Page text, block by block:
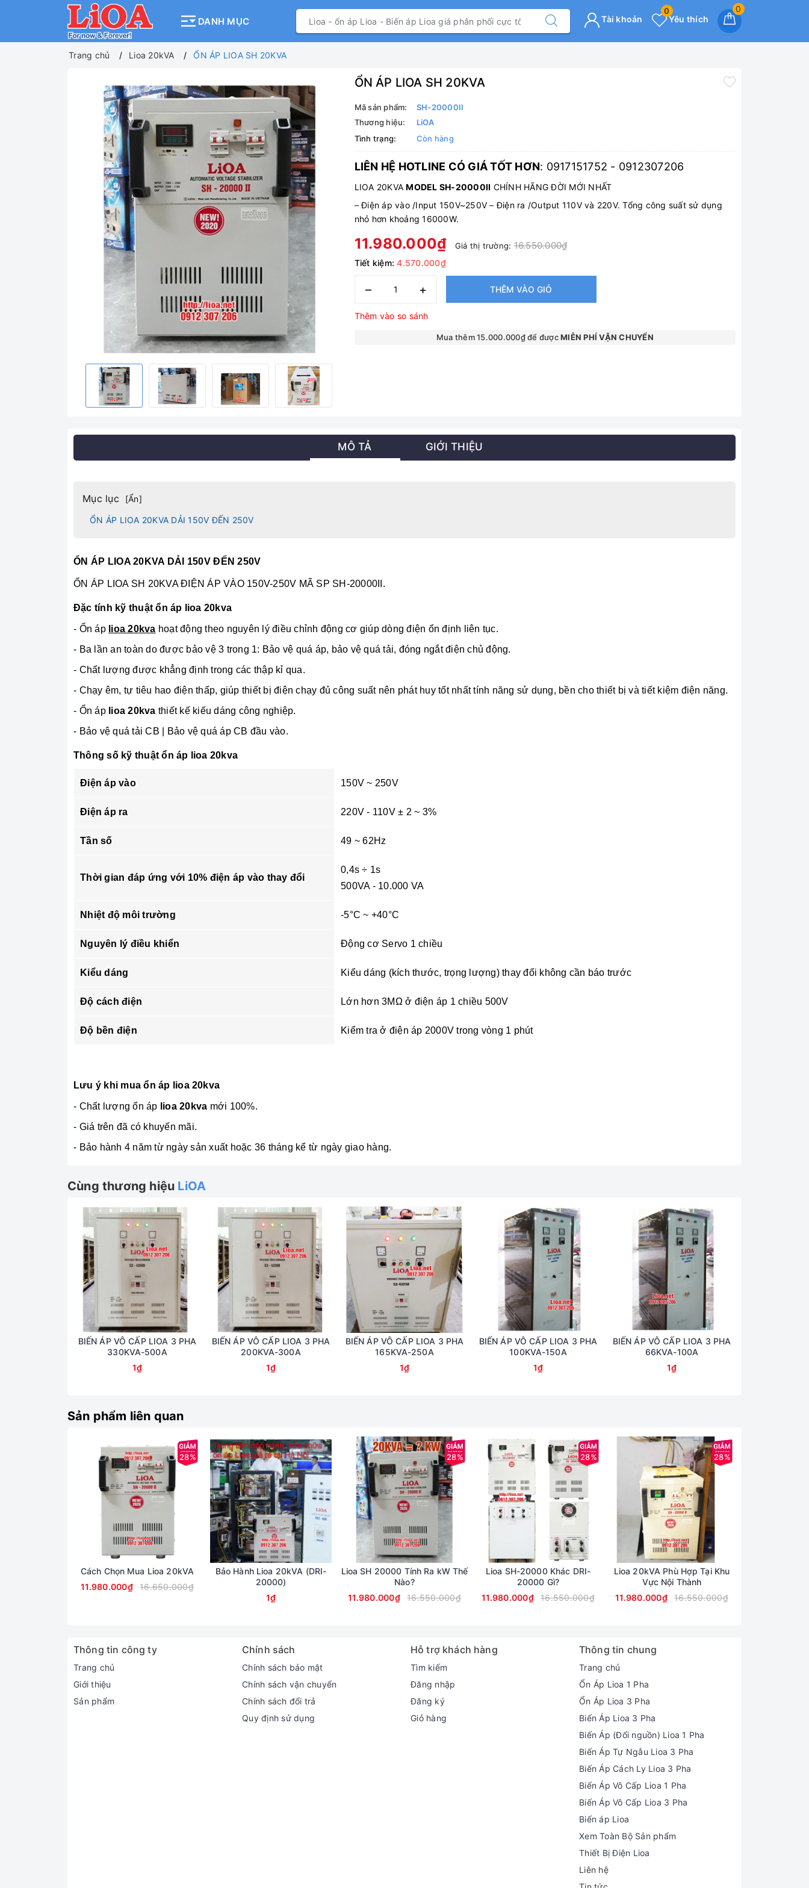
DANH MỤC
0
Yêu thích
0
Tài khoản
Trang chủ Lioa 20kVA ỔN ÁP LIOA SH 20KVA
ỔN ÁP LIOA SH 20KVA
Mã sản phẩm:
SH-20000II
Thương hiệu:
LiOA
Tình trạng:
Còn hàng
LIÊN HỆ HOTLINE CÓ GIÁ TỐT HƠN: 0917151752 - 0912307206
LIOA 20KVAMODEL SH-20000II CHÍNH HÃNG ĐỜI MỚI NHẤT
–Điện áp vào /Input 150V~250V–Điện ra /Output 110V và 220V. Tổng công suất sử dụng
nhỏ hơn khoảng 16000W.
11.980.000₫ Giá thị trường:16.550.000₫
Tiết kiệm:4.570.000₫
– + THÊM VÀO GIỎ
Thêm vào so sánh
Mua thêm 15.000.000₫ để đượcMIỄN PHÍ VẬN CHUYỂN
MÔ TẢ GIỚI THIỆU
Mục lục [Ẩn]
ỔN ÁP LIOA 20KVA DẢI 150V ĐẾN 250V
ỔN ÁP LIOA 20KVA DẢI 150V ĐẾN 250V
ỔN ÁP LIOA SH 20KVA ĐIỆN ÁP VÀO 150V-250V MÃ SP SH-20000II.
Đặc tính kỹ thuật ổn áp lioa 20kva
- Ổn áp lioa 20kva hoạt động theo nguyên lý điều chỉnh động cơ giúp dòng điện ổn định liên tục.
- Ba lần an toàn do được bảo vệ 3 trong 1: Bảo vệ quá áp, bảo vệ quá tải, đóng ngắt điện chủ động.
- Chất lượng được khẳng định trong các thập kỉ qua.
- Chạy êm, tự tiêu hao điện thấp, giúp thiết bị điện chạy đủ công suất nên phát huy tốt nhất tính năng sử dụng, bền cho thiết bị và tiết kiệm điện năng.
- Ổn áp lioa 20kva thiết kế kiếu dáng công nghiệp.
- Bảo vệ quá tải CB | Bảo vệ quá áp CB đầu vào.
Thông số kỹ thuật ổn áp lioa 20kva
Điện áp vào 150V ~ 250V
Điện áp ra 220V - 110V ± 2 ~ 3%
Tần số 49 ~ 62Hz
Thời gian đáp ứng với 10% điện áp vào thay đổi
0,4s ÷ 1s
500VA - 10.000 VA
Nhiệt độ môi trường -5°C ~ +40°C
Nguyên lý điều khiển Động cơ Servo 1 chiều
Kiểu dáng Kiểu dáng (kích thước, trọng lượng) thay đổi không cần báo trước
Độ cách điện Lớn hơn 3MΩ ở điện áp 1 chiều 500V
Độ bền điện Kiểm tra ở điện áp 2000V trong vòng 1 phút
Lưu ý khi mua ổn áp lioa 20kva
- Chất lượng ổn áp lioa 20kva mới 100%.
- Giá trên đã có khuyến mãi.
- Bảo hành 4 năm từ ngày sản xuất hoặc 36 tháng kể từ ngày giao hàng.
Cùng thương hiệu LiOA
BIẾN ÁP VÔ CẤP LIOA 3 PHA
330KVA-500A
1₫
BIẾN ÁP VÔ CẤP LIOA 3 PHA
200KVA-300A
1₫
BIẾN ÁP VÔ CẤP LIOA 3 PHA
165KVA-250A
1₫
BIẾN ÁP VÔ CẤP LIOA 3 PHA
100KVA-150A
1₫
BIẾN ÁP VÔ CẤP LIOA 3 PHA
66KVA-100A
1₫
Sản phẩm liên quan
28%
Cách Chọn Mua Lioa 20kVA
11.980.000₫
16.650.000₫
Bảo Hành Lioa 20kVA (DRI-
20000)
1₫
28%
Lioa SH 20000 Tính Ra kW Thế
Nào?
11.980.000₫
16.550.000₫
28%
Lioa SH-20000 Khác DRI-
20000 Gì?
11.980.000₫
16.550.000₫
28%
Lioa 20kVA Phù Hợp Tại Khu
Vực Nội Thành
11.980.000₫
16.550.000₫
Thông tin công ty
Trang chủ
Giới thiệu
Sản phẩm
Chính sách
Chính sách bảo mật
Chính sách vận chuyển
Chính sách đổi trả
Quy định sử dụng
Hỗ trợ khách hàng
Tìm kiếm
Đăng nhập
Đăng ký
Giỏ hàng
Thông tin chung
Trang chủ
Ổn Áp Lioa 1 Pha
Ổn Áp Lioa 3 Pha
Biến Áp Lioa 3 Pha
Biến Áp (Đổi nguồn) Lioa 1 Pha
Biến Áp Tự Ngẫu Lioa 3 Pha
Biến Áp Cách Ly Lioa 3 Pha
Biến Áp Vô Cấp Lioa 1 Pha
Biến Áp Vô Cấp Lioa 3 Pha
Biến áp Lioa
Xem Toàn Bộ Sản phẩm
Thiết Bị Điện Lioa
Liên hệ